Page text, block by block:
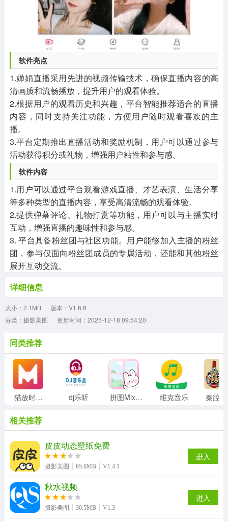
软件亮点
1.婵娟直播采用先进的视频传输技术，确保直播内容的高
清画质和流畅播放，提升用户的观看体验。
2.根据用户的观看历史和兴趣，平台智能推荐适合的直播
内容，同时支持关注功能，方便用户随时观看喜欢的主
播。
3.平台定期推出直播活动和奖励机制，用户可以通过参与
活动获得积分或礼物，增强用户粘性和参与感。
软件内容
1.用户可以通过平台观看游戏直播、才艺表演、生活分享
等多种类型的直播内容，享受高清流畅的观看体验。
2.提供弹幕评论、礼物打赏等功能，用户可以与主播实时
互动，增强直播的趣味性和参与感。
3. 平台具备粉丝团与社区功能。用户能够加入主播的粉丝
团，参与仅面向粉丝团成员的专属活动，还能和其他粉丝
展开互动交流。
详细信息
大小：2.1MB
版本：V1.6.6
分类：摄影美图
更新时间：2025-12-18 09:54:20
同类推荐
猫放时光影视 dj乐听 拼图Mixcam相机 维克音乐
相关推荐
皮皮动态壁纸免费
摄影美图 65.8MB V1.4.1
进入
秋水视频
摄影美图 30.5MB V1.3
进入